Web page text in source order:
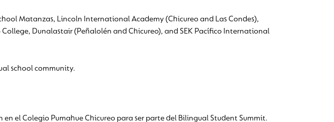
Matanzas, Lincoln International Academy (Chicureo and Las Condes),
Dunalastair (Peñalolén and Chicureo), and SEK Pacífico International
school community.
el Colegio Pumahue Chicureo para ser parte del Bilingual Student Summit.